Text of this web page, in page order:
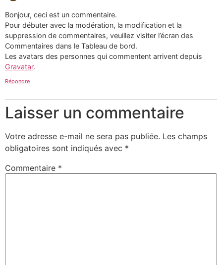
Bonjour, ceci est un commentaire.
Pour débuter avec la modération, la modification et la
suppression de commentaires, veuillez visiter l’écran des
Commentaires dans le Tableau de bord.
Les avatars des personnes qui commentent arrivent depuis
Gravatar.
Répondre
Laisser un commentaire
Votre adresse e-mail ne sera pas publiée. Les champs
obligatoires sont indiqués avec *
Commentaire *